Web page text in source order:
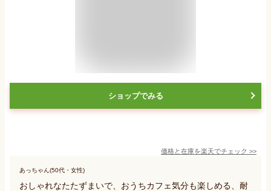
ショップでみる
価格と在庫を楽天でチェック >>
あっちゃん(50代・女性)
おしゃれなたたずまいで、おうちカフェ気分も楽しめる、耐